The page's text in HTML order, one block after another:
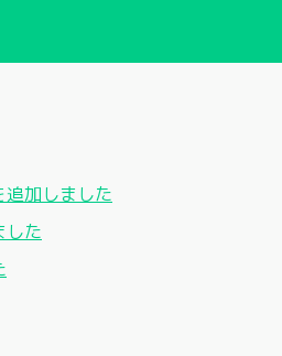
追加しました
した